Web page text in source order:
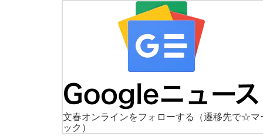
文春オンラインをフォローする
（遷移先で☆マ
ック）